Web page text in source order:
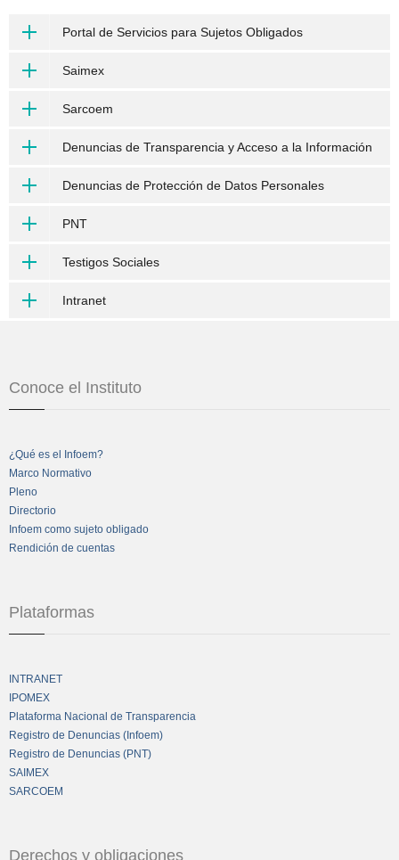
Portal de Servicios para Sujetos Obligados
Saimex
Sarcoem
Denuncias de Transparencia y Acceso a la Información
Denuncias de Protección de Datos Personales
PNT
Testigos Sociales
Intranet
Conoce el Instituto
¿Qué es el Infoem?
Marco Normativo
Pleno
Directorio
Infoem como sujeto obligado
Rendición de cuentas
Plataformas
INTRANET
IPOMEX
Plataforma Nacional de Transparencia
Registro de Denuncias (Infoem)
Registro de Denuncias (PNT)
SAIMEX
SARCOEM
Derechos y obligaciones